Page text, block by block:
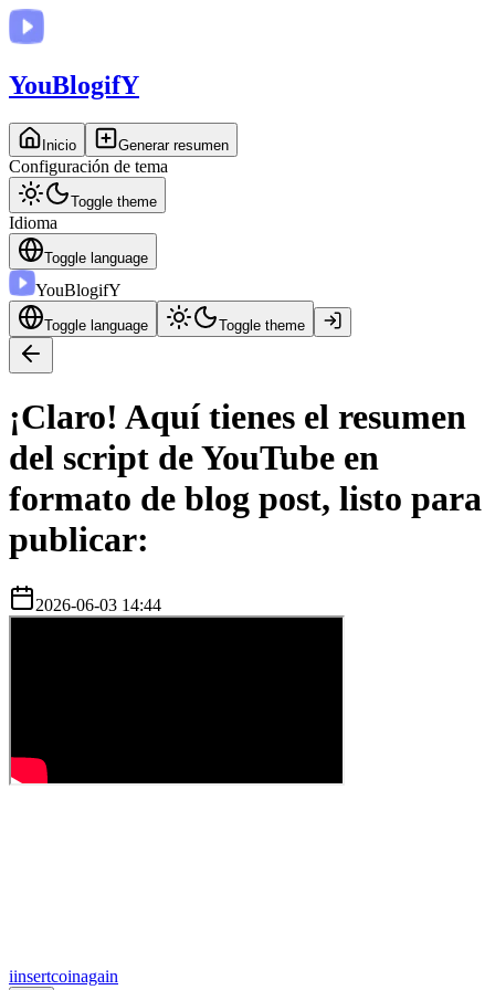
YouBlogifY
Inicio Generar resumen
Configuración de tema
Toggle theme
Idioma
Toggle language
YouBlogifY
Toggle language Toggle theme
¡Claro! Aquí tienes el resumen
del script de YouTube en
formato de blog post, listo para
publicar:
2026-06-03 14:44
iinsertcoinagain